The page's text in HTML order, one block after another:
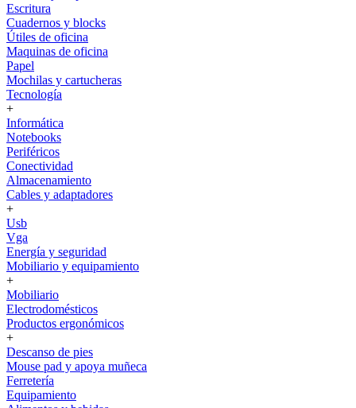
Escritura
Cuadernos y blocks
Útiles de oficina
Maquinas de oficina
Papel
Mochilas y cartucheras
Tecnología
+
Informática
Notebooks
Periféricos
Conectividad
Almacenamiento
Cables y adaptadores
+
Usb
Vga
Energía y seguridad
Mobiliario y equipamiento
+
Mobiliario
Electrodomésticos
Productos ergonómicos
+
Descanso de pies
Mouse pad y apoya muñeca
Ferretería
Equipamiento